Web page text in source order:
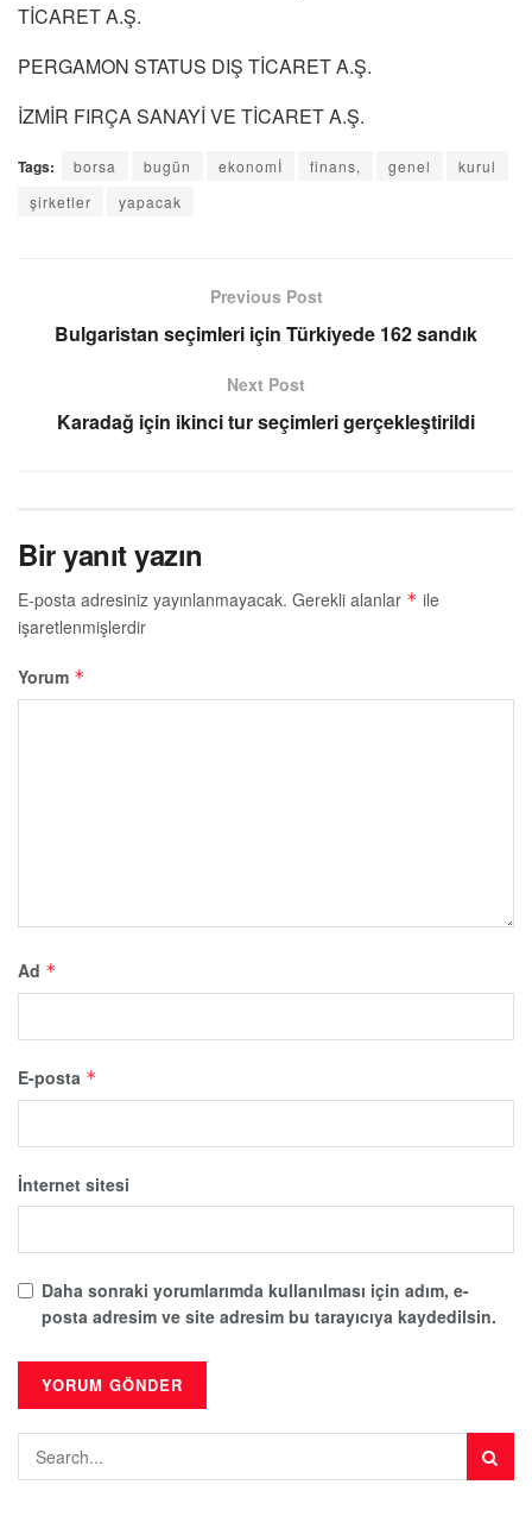
TİCARET A.Ş.
PERGAMON STATUS DIŞ TİCARET A.Ş.
İZMİR FIRÇA SANAYİ VE TİCARET A.Ş.
Tags: borsa bugün ekonomİ finans, genel
kurul
şirketler
yapacak
Previous Post
Bulgaristan seçimleri için Türkiyede 162 sandık
Next Post
Karadağ için ikinci tur seçimleri gerçekleştirildi
Bir yanıt yazın
E-posta adresiniz yayınlanmayacak. Gerekli alanlar * ile
işaretlenmişlerdir
Yorum *
Ad *
E-posta *
İnternet sitesi
Daha sonraki yorumlarımda kullanılması için adım, e-
posta adresim ve site adresim bu tarayıcıya kaydedilsin.